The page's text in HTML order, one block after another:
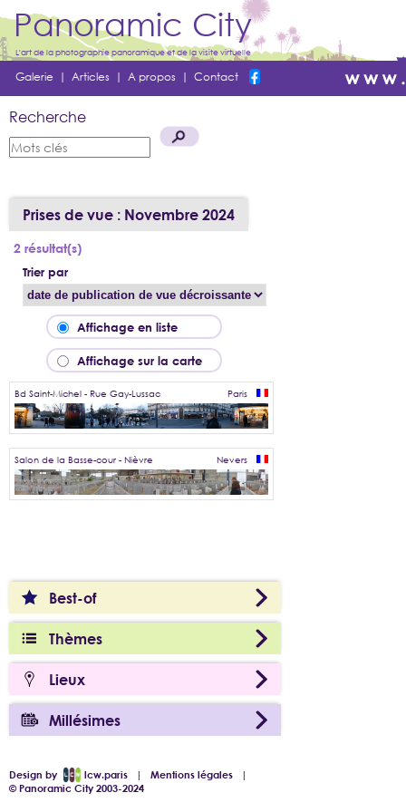
Panoramic City
L'art de la photographie panoramique et de la visite virtuelle
Galerie | Articles | A propos | Contact
Recherche
Best-of
Thèmes
Lieux
Millésimes
Prises de vue : Novembre 2024
2 résultat(s)
Trier par
Affichage en liste
Affichage sur la carte
Bd Saint-Michel - Rue Gay-Lussac Paris
Salon de la Basse-cour - Nièvre Nevers
Design by lcw.paris |Mentions légales |
© Panoramic City 2003-2024